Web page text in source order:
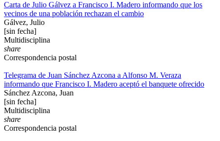
Carta de Julio Gálvez a Francisco I. Madero informando que los
vecinos de una población rechazan el cambio
Gálvez, Julio
[sin fecha]
Multidisciplina
share
Correspondencia postal
Telegrama de Juan Sánchez Azcona a Alfonso M. Veraza
informando que Francisco I. Madero aceptó el banquete ofrecido
Sánchez Azcona, Juan
[sin fecha]
Multidisciplina
share
Correspondencia postal